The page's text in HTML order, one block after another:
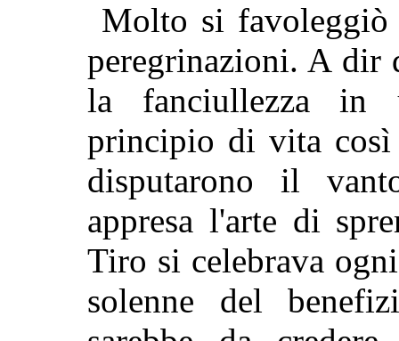
Molto si
peregrinazioni. A dir
la fanciullezza in
principio di vita così
disputarono il
appresa l'arte di
Tiro si celebrava
solenne del